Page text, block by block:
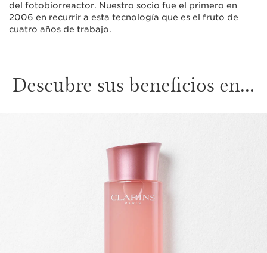
del fotobiorreactor. Nuestro socio fue el primero en
2006 en recurrir a esta tecnología que es el fruto de
cuatro años de trabajo.
Descubre sus beneficios en...